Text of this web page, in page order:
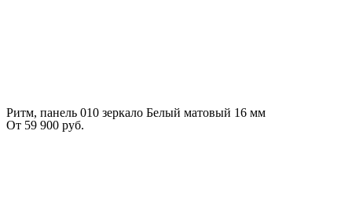
Ритм, панель 010 зеркало Белый матовый 16 мм
От 59 900 руб.